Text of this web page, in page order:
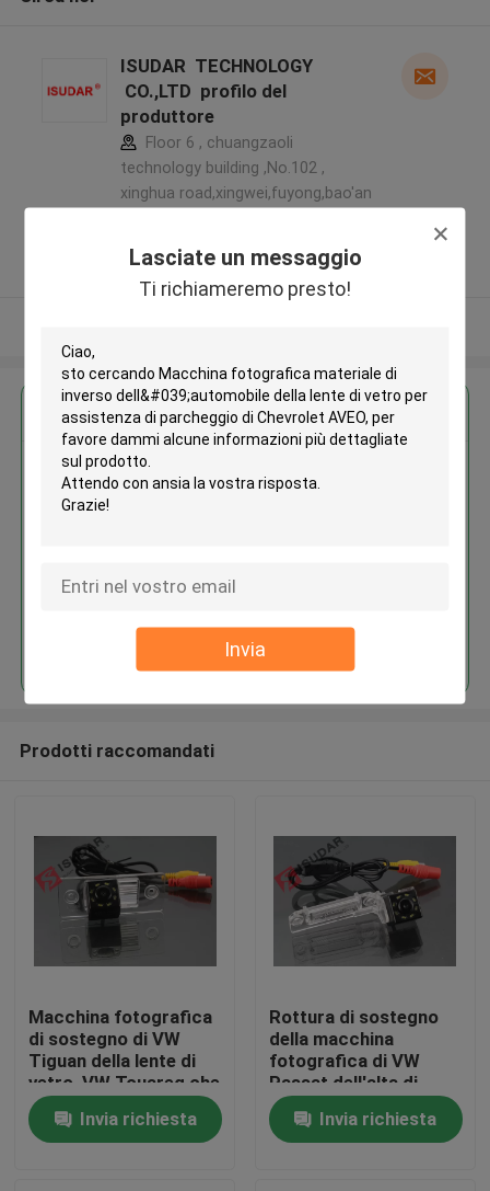
Lasciate un messaggio
Ti richiameremo presto!
Invia
Casa
Prodotti
ISUDAR TECHNOLOGY
CO.,LTD profilo del
produttore
Floor 6 , chuangzaoli
technology building ,No.102 ,
xinghua road,xingwei,fuyong,bao'an
Fornitore verificato
Ottieni il miglior prezzo per
Macchina fotografica materiale
Continua
Prodotti raccomandati
Macchina fotografica
di sostegno di VW
Tiguan della lente di
vetro, VW Touareg che
inverte macchina
fotografica 170 gradi
Invia richiesta
Rottura di sostegno
della macchina
fotografica di VW
Passat dell'alta di
sensibilità
dell'automobile
macchina fotografica
Invia richiesta